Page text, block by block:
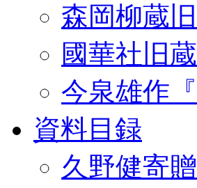
森岡柳蔵
國華社旧
今泉雄作『
資料目録
久野健寄